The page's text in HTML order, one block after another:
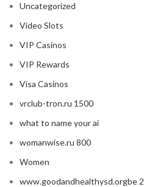
Uncategorized
Video Slots
VIP Casinos
VIP Rewards
Visa Casinos
vrclub-tron.ru 1500
what to name your ai
womanwise.ru 800
Women
www.goodandhealthysd.orgbe 2